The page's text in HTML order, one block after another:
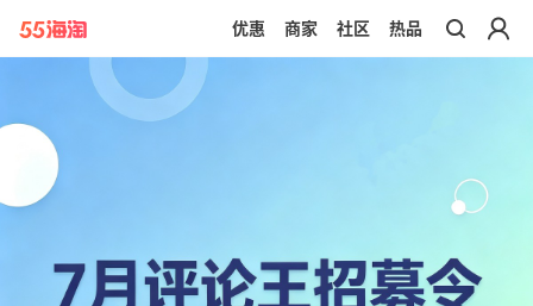
带你去官网买正品
优惠 商家 社区 热品